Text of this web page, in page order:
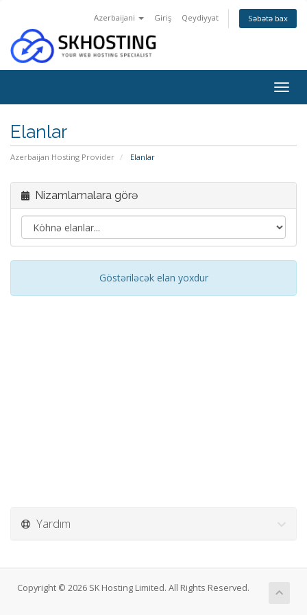
Azerbaijani Giriş Qeydiyyat Səbətə bax
Elanlar
Azerbaijan Hosting Provider Elanlar
Nizamlamalara görə
Göstəriləcək elan yoxdur
Yardım
Copyright © 2026 SK Hosting Limited. All Rights Reserved.